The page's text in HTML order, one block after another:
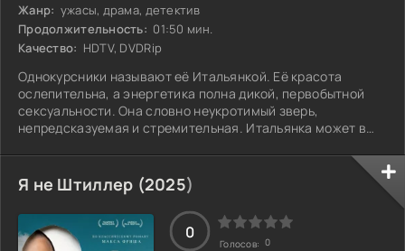
Жанр: ужасы, драма, детектив
Продолжительность: 01:50 мин.
Качество: HDTV, DVDRip
Однокурсники называют её Итальянкой. Её красота
ослепительна, а энергетика полна дикой, первобытной
сексуальности. Она словно неукротимый зверь,
непредсказуемая и стремительная. Итальянка может в
отдавшись незнакомцу, а затем, не задумываясь, взять
всё, что ей приглянётся. В ней бушует мощная страсть,
которая не знает преград и способна разрушать. Но
однажды она встретит того, кто сможет стать её
единственным, и тогда её безумная любовь обретёт
Я не Штиллер (2025)
0
Голосов: 0